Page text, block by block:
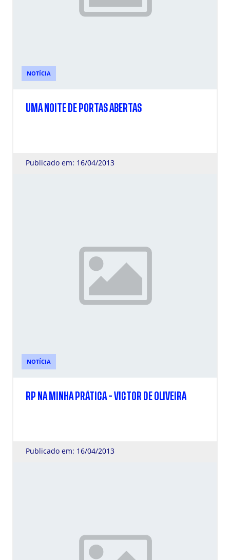
NOTÍCIA
UMA NOITE DE PORTAS ABERTAS
Publicado em: 16/04/2013
NOTÍCIA
RP NA MINHA PRÁTICA - VICTOR DE OLIVEIRA
Publicado em: 16/04/2013